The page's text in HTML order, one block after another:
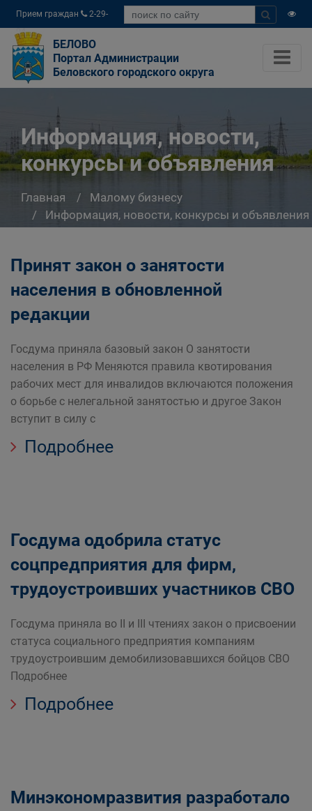
Прием граждан
2-29-
04
БЕЛОВО
Портал Администрации
Беловского городского округа
Информация, новости,
конкурсы и объявления
Главная
Малому бизнесу
Информация, новости, конкурсы и объявления
Принят закон о занятости
населения в обновленной
редакции
Госдума приняла базовый закон О занятости
населения в РФ Меняются правила квотирования
рабочих мест для инвалидов включаются положения
о борьбе с нелегальной занятостью и другое Закон
вступит в силу с
Подробнее
Госдума одобрила статус
соцпредприятия для фирм,
трудоустроивших участников СВО
Госдума приняла во II и III чтениях закон о присвоении
статуса социального предприятия компаниям
трудоустроившим демобилизовавшихся бойцов СВО
Подробнее
Подробнее
Минэкономразвития разработало